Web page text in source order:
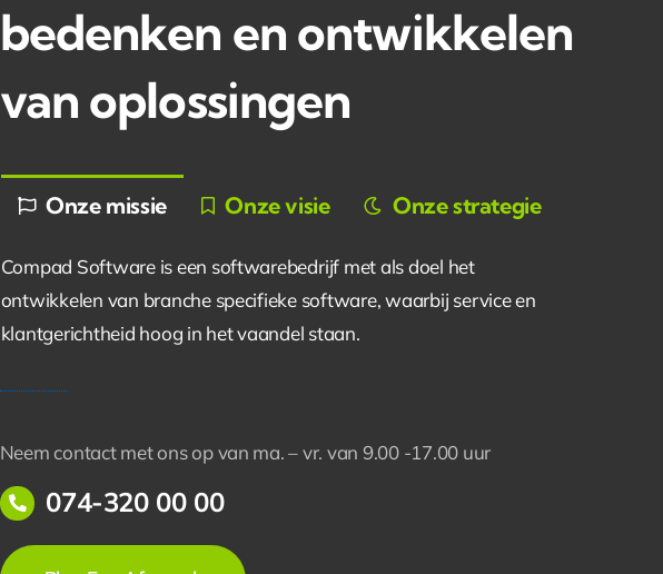
bedenken en ontwikkelen
van oplossingen
Onze missie Onze visie Onze strategie
Compad Software is een softwarebedrijf met als doel het
ontwikkelen van branche specifieke software, waarbij service en
klantgerichtheid hoog in het vaandel staan.
Neem contact met ons op van ma. – vr. van 9.00 -17.00 uur
074-320 00 00